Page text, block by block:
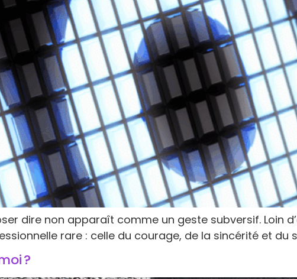
dire non apparaît comme un geste subversif. Loin
rare : celle du courage, de la sincérité et du
?